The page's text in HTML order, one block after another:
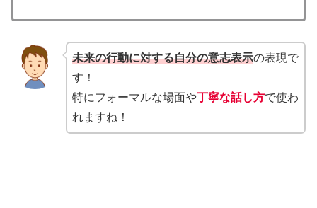
未来の行動に対する自分の意志表示の表現で
す！
特にフォーマルな場面や丁寧な話し方で使わ
れますね！